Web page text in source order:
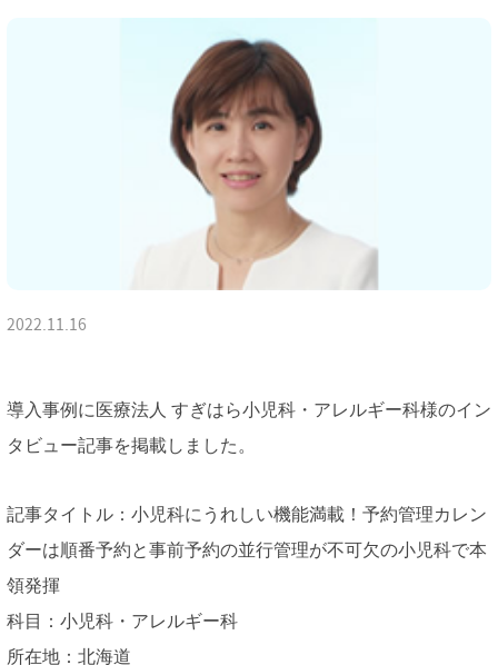
2022.11.16
導入事例に医療法人 すぎはら小児科・アレルギー科様のイン
タビュー記事を掲載しました。
記事タイトル：小児科にうれしい機能満載！予約管理カレン
ダーは順番予約と事前予約の並行管理が不可欠の小児科で本
領発揮
科目：小児科・アレルギー科
所在地：北海道